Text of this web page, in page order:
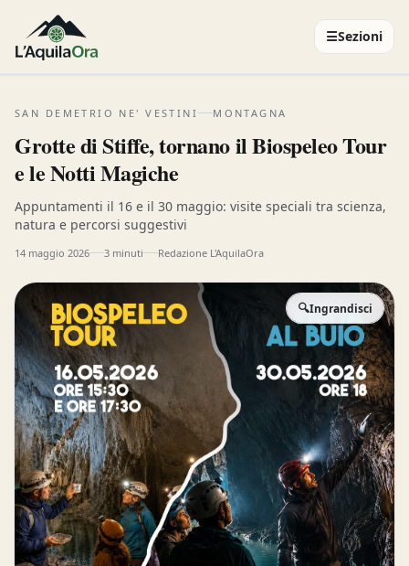
☰Sezioni
SAN DEMETRIO NE' VESTINI MONTAGNA
Grotte di Stiffe, tornano il Biospeleo Tour
e le Notti Magiche
Appuntamenti il 16 e il 30 maggio: visite speciali tra scienza,
natura e percorsi suggestivi
14 maggio 2026 3 minuti Redazione L'AquilaOra
🔍Ingrandisci